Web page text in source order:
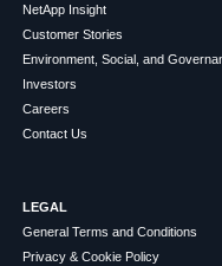
NetApp Insight
Customer Stories
Environment, Social, and
Investors
Careers
Contact Us
LEGAL
General Terms and Conditions
Privacy & Cookie Policy